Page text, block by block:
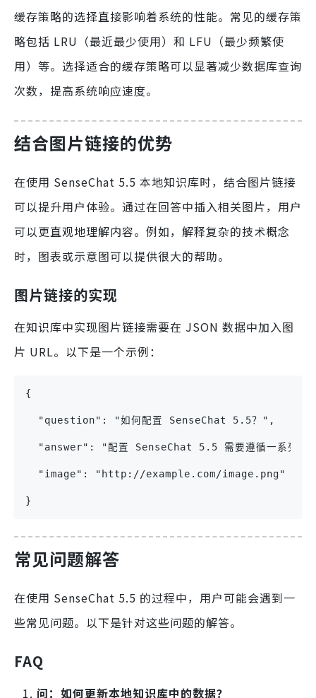
缓存策略的选择直接影响着系统的性能。常见的缓存策
略包括 LRU（最近最少使用）和 LFU（最少频繁使
用）等。选择适合的缓存策略可以显著减少数据库查询
次数，提高系统响应速度。
结合图片链接的优势
在使用 SenseChat 5.5 本地知识库时，结合图片链接
可以提升用户体验。通过在回答中插入相关图片，用户
可以更直观地理解内容。例如，解释复杂的技术概念
时，图表或示意图可以提供很大的帮助。
图片链接的实现
在知识库中实现图片链接需要在 JSON 数据中加入图
片 URL。以下是一个示例：
{
  "question": "如何配置 SenseChat 5.5？",
"answer": "配置 SenseChat 5.5 需要遵循一系列步
  "image": "http://example.com/image.png"
}
常见问题解答
在使用 SenseChat 5.5 的过程中，用户可能会遇到一
些常见问题。以下是针对这些问题的解答。
FAQ
问：如何更新本地知识库中的数据？